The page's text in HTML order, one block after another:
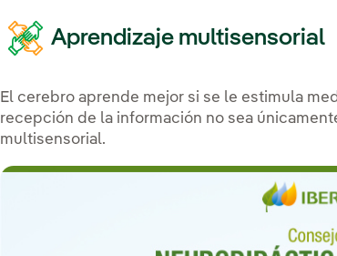
Aprendizaje multisensorial
El cerebro aprende mejor si se le estimula
recepción de la información no sea
multisensorial.